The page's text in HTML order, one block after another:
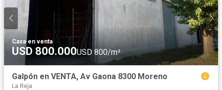
Casa·en venta
USD 800.000USD 800/m²
Galpón en VENTA, Av Gaona 8300 Moreno
La Reja